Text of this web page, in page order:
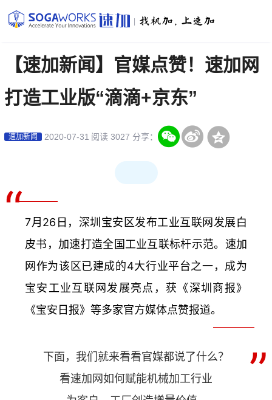
【速加新闻】官媒点赞！速加网
打造工业版“滴滴+京东”
速加新闻 2020-07-31 阅读 3027 分享：
“7月26日，深圳宝安区发布工业互联网发展白
皮书，加速打造全国工业互联标杆示范。 速加
网作为该区已建成的4大行业平台之一，成为
宝安工业互联网发展亮点，获《深圳商报》
《宝安日报》等多家官方媒体点赞报道。
”
下面，我们就来看看官媒都说了什么？
看速加网如何赋能机械加工行业